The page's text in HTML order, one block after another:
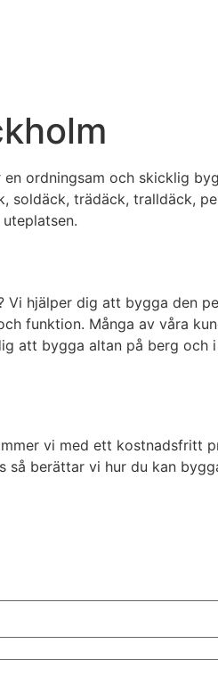
ordningsam och skicklig
soldäck, trädäck, tralldäck,
hjälper dig att bygga den
funktion. Många av våra
att bygga altan på berg och
vi med ett kostnadsfritt
berättar vi hur du kan